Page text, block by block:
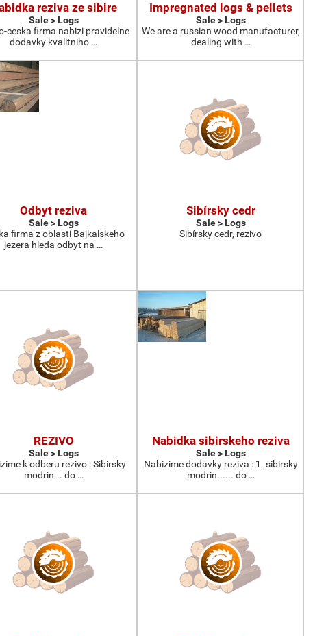
reziva ze sibire
Sale > Logs
ceska firma nabizi pravidelne
dodavky kvalitniho …
Impregnated logs & pellets
Sale > Logs
We are a russian wood manufacturer,
dealing with …
Odbyt reziva
Sale > Logs
firma z oblasti Bajkalskeho
jezera hleda odbyt na …
Sibírsky cedr
Sale > Logs
Sibírsky cedr, rezivo
REZIVO
Sale > Logs
k odberu rezivo : Sibirsky
modrin... do …
Nabidka sibirskeho reziva
Sale > Logs
Nabizime dodavky reziva : 1. sibirsky
modrin...... do …